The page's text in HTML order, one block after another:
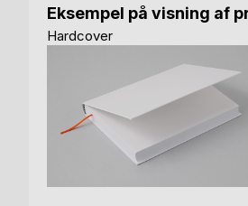
Eksempel på visning af
Hardcover